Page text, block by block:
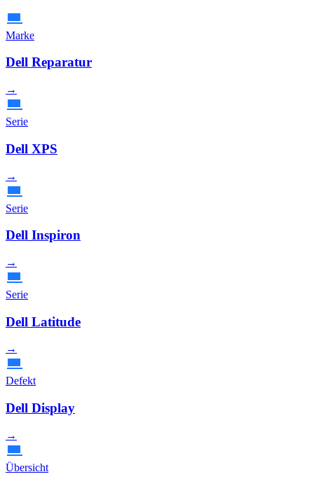
Marke
Dell Reparatur
→
Serie
Dell XPS
→
Serie
Dell Inspiron
→
Serie
Dell Latitude
→
Defekt
Dell Display
→
Übersicht